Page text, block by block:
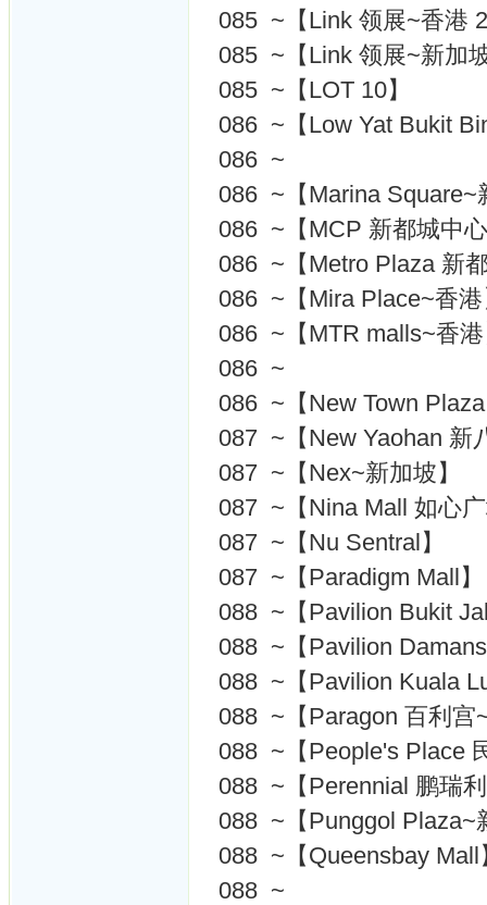
085 ~【Link 领展~香港
085 ~【Link 领展~新加
085 ~【LOT 10】
086 ~【Low Yat Bukit
086 ~
086 ~【Marina Square~
086 ~【MCP 新都城中
086 ~【Metro Plaza 新
086 ~【Mira Place~香
086 ~【MTR malls~香
086 ~
086 ~【New Town
087 ~【New Yaohan 新
087 ~【Nex~新加坡】
087 ~【Nina Mall 如心
087 ~【Nu Sentral】
087 ~【Paradigm Mall】
088 ~【Pavilion Bukit
088 ~【Pavilion
088 ~【Pavilion Kuala
088 ~【Paragon 百利宫
088 ~【People's Place
088 ~【Perennial 鹏瑞
088 ~【Punggol Plaza~
088 ~【Queensbay Mall
088 ~